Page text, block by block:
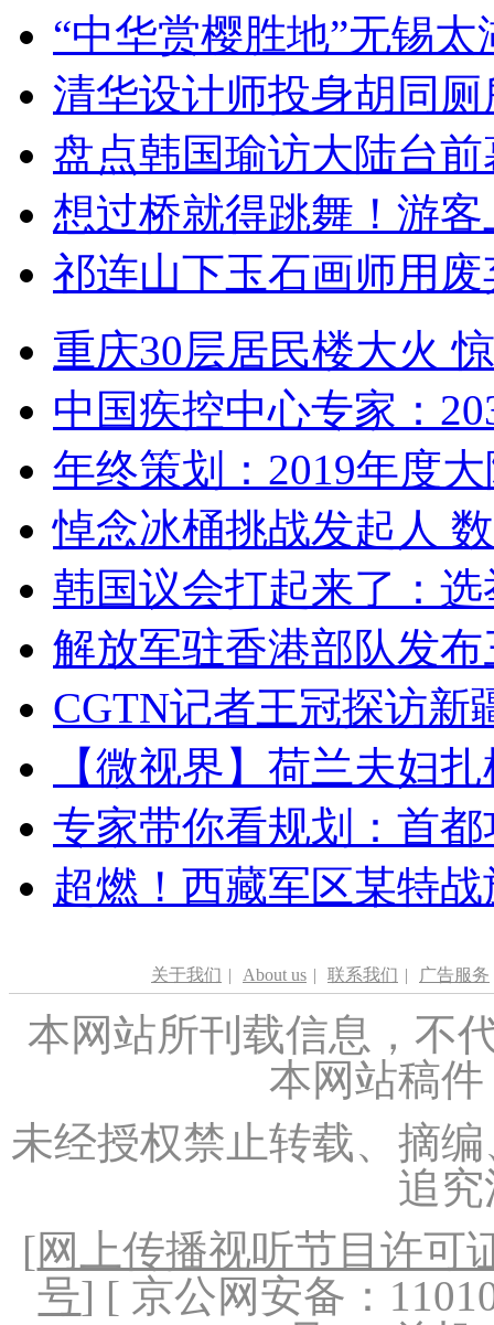
“中华赏樱胜地”无锡
清华设计师投身胡同
盘点韩国瑜访大陆台
想过桥就得跳舞！游客
祁连山下玉石画师用
重庆30层居民楼大火
中国疾控中心专家：
年终策划：2019年度
悼念冰桶挑战发起人
韩国议会打起来了：
解放军驻香港部队发
CGTN记者王冠探访新
【微视界】荷兰夫妇
专家带你看规划：首
超燃！西藏军区某特
关于我们 | About us | 联系我们 | 广告服务
本网站所刊载信息，不
本网站稿
未经授权禁止转载、摘
追
[网上传播视听节目许可
号] [ 京公网安备：